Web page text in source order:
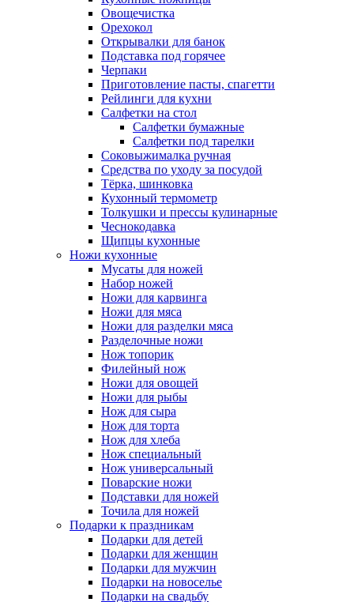
Овощечистка
Орехокол
Открывалки для банок
Подставка под горячее
Черпаки
Приготовление пасты, спагетти
Рейлинги для кухни
Салфетки на стол
Салфетки бумажные
Салфетки под тарелки
Соковыжималка ручная
Средства по уходу за посудой
Тëрка, шинковка
Кухонный термометр
Толкушки и прессы кулинарные
Чеснокодавка
Щипцы кухонные
Ножи кухонные
Мусаты для ножей
Набор ножей
Ножи для карвинга
Ножи для мяса
Ножи для разделки мяса
Разделочные ножи
Нож топорик
Филейный нож
Ножи для овощей
Ножи для рыбы
Нож для сыра
Нож для торта
Нож для хлеба
Нож специальный
Нож универсальный
Поварские ножи
Подставки для ножей
Точила для ножей
Подарки к праздникам
Подарки для детей
Подарки для женщин
Подарки для мужчин
Подарки на новоселье
Подарки на свадьбу